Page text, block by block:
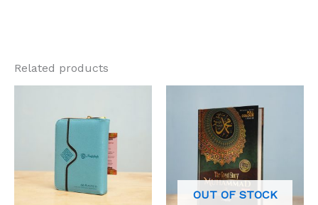
Related products
OUT OF STOCK